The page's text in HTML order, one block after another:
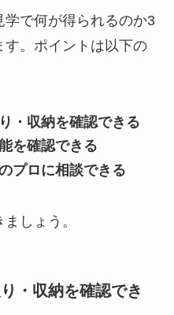
学で何が得られるのか3
。ポイントは以下の
・収納を確認できる
を確認できる
プロに相談できる
しょう。
・収納を確認でき